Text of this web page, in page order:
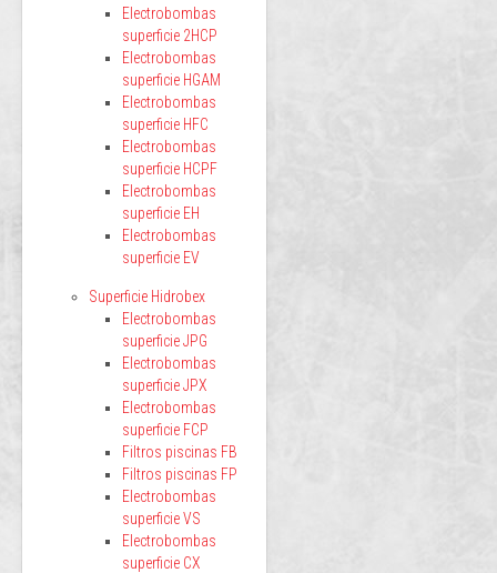
Electrobombas
superficie 2HCP
Electrobombas
superficie HGAM
Electrobombas
superficie HFC
Electrobombas
superficie HCPF
Electrobombas
superficie EH
Electrobombas
superficie EV
Superficie Hidrobex
Electrobombas
superficie JPG
Electrobombas
superficie JPX
Electrobombas
superficie FCP
Filtros piscinas FB
Filtros piscinas FP
Electrobombas
superficie VS
Electrobombas
superficie CX